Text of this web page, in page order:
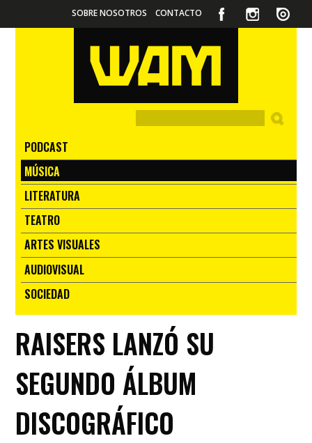
SOBRE NOSOTROS CONTACTO
PODCAST
MÚSICA
LITERATURA
TEATRO
ARTES VISUALES
AUDIOVISUAL
SOCIEDAD
RAISERS LANZÓ SU
SEGUNDO ÁLBUM
DISCOGRÁFICO